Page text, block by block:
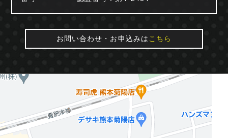
お問い合わせ・お申込みは こちら